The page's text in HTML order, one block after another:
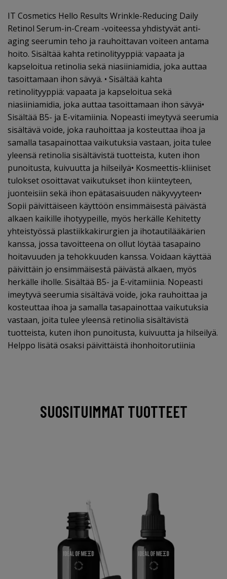
IT Cosmetics Hello Results Wrinkle-Reducing Daily
Retinol Serum-in-Cream -voiteessa yhdistyvät anti-
aging seerumin teho ja rauhoittavan voiteen antama
hoito. Sisältää kahta retinolityyppiä: vapaata ja
kapseloitua retinolia sekä niasiiniamidia, joka auttaa
tasoittamaan ihon sävyä. • Sisältää kahta
retinolityyppiä: vapaata ja kapseloitua sekä
niasiiniamidia, joka auttaa tasoittamaan ihon sävyä•
Sisältää B5- ja E-vitamiinia. Nopeasti imeytyvä seerumia
sisältävä voide, joka rauhoittaa ja kosteuttaa ihoa ja
samalla tasapainottaa vaikutuksia vastaan, joita tulee
yleensä retinolia sisältävistä tuotteista, kuten ihon
punoitusta, kuivuutta ja hilseilyä• Kosmeettis-kliiniset
tulokset osoittavat vaikutukset ihon kiinteyteen,
juonteisiin sekä ihon epätasaisuuden näkyvyyteen•
Sopii päivittäiseen käyttöön ensimmäisestä päivästä
alkaen kaikille ihotyypeille, myös herkälle Kehitetty
yhteistyössä plastiikkakirurgien ja ihotautilääkärien
kanssa, jossa tavoitteena on ollut löytää tasapaino
hoitavuuden ja tehokkuuden kanssa. Voidaan käyttää
päivittäin jo ensimmäisestä päivästä alkaen, myös
herkälle iholle. Sisältää B5- ja E-vitamiinia. Nopeasti
imeytyvä seerumia sisältävä voide, joka rauhoittaa ja
kosteuttaa ihoa ja samalla tasapainottaa vaikutuksia
vastaan, joita tulee yleensä retinolia sisältävistä
tuotteista, kuten ihon punoitusta, kuivuutta ja hilseilyä.
Helppo lisätä osaksi päivittäistä ihonhoitorutiinia
SUOSITUIMMAT TUOTTEET